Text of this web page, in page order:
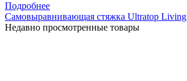
Подробнее
Самовыравнивающая стяжка Ultratop Living
Недавно просмотренные товары